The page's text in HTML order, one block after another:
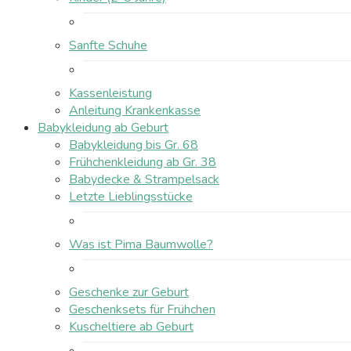
Sanfte Schuhe
Kassenleistung
Anleitung Krankenkasse
Babykleidung ab Geburt
Babykleidung bis Gr. 68
Frühchenkleidung ab Gr. 38
Babydecke & Strampelsack
Letzte Lieblingsstücke
Was ist Pima Baumwolle?
Geschenke zur Geburt
Geschenksets für Frühchen
Kuscheltiere ab Geburt